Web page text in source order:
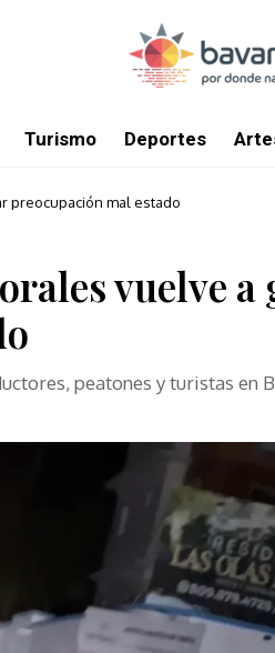
Turismo Deportes
preocupación mal estado
vuelve a
peatones y turistas en